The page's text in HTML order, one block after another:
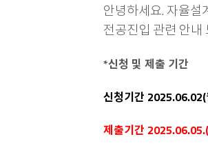
안녕하세요. 자율설
전공진입 관련 안내
*신청 및 제출 기간
신청기간
제출기간